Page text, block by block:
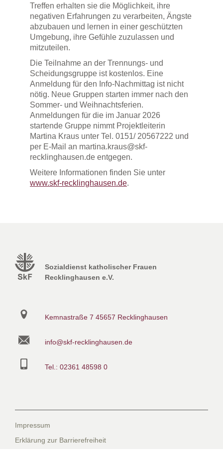
Treffen erhalten sie die Möglichkeit, ihre
negativen Erfahrungen zu verarbeiten, Ängste
abzubauen und lernen in einer geschützten
Umgebung, ihre Gefühle zuzulassen und
mitzuteilen.
Die Teilnahme an der Trennungs- und
Scheidungsgruppe ist kostenlos. Eine
Anmeldung für den Info-Nachmittag ist nicht
nötig. Neue Gruppen starten immer nach den
Sommer- und Weihnachtsferien.
Anmeldungen für die im Januar 2026
startende Gruppe nimmt Projektleiterin
Martina Kraus unter Tel. 0151/ 20567222 und
per E-Mail an martina.kraus@skf-
recklinghausen.de entgegen.
Weitere Informationen finden Sie unter
www.skf-recklinghausen.de.
Sozialdienst katholischer Frauen
Recklinghausen e.V.
Kemnastraße 7 45657 Recklinghausen
info@skf-recklinghausen.de
Tel.: 02361 48598 0
Impressum
Erklärung zur Barrierefreiheit